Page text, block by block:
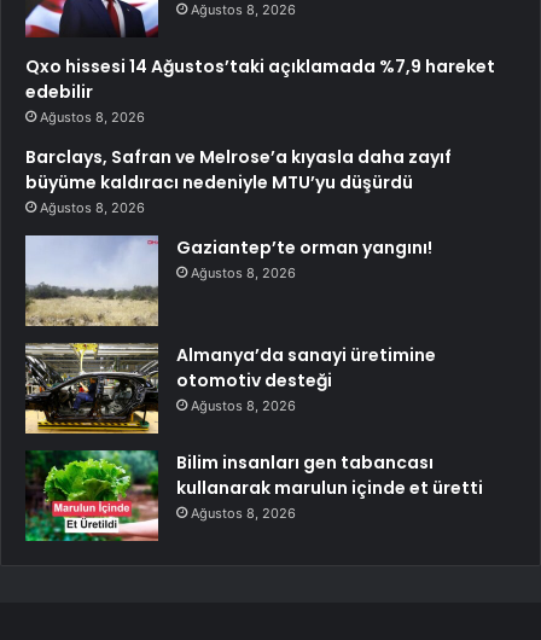
Ağustos 8, 2026
Qxo hissesi 14 Ağustos’taki açıklamada %7,9 hareket
edebilir
Ağustos 8, 2026
Barclays, Safran ve Melrose’a kıyasla daha zayıf
büyüme kaldıracı nedeniyle MTU’yu düşürdü
Ağustos 8, 2026
Gaziantep’te orman yangını!
Ağustos 8, 2026
Almanya’da sanayi üretimine
otomotiv desteği
Ağustos 8, 2026
Bilim insanları gen tabancası
kullanarak marulun içinde et üretti
Ağustos 8, 2026